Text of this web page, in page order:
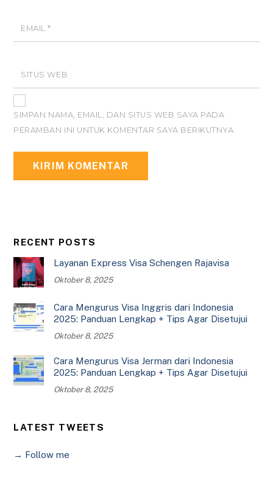
EMAIL*
SITUS WEB
SIMPAN NAMA, EMAIL, DAN SITUS WEB SAYA PADA
PERAMBAN INI UNTUK KOMENTAR SAYA BERIKUTNYA.
RECENT POSTS
Layanan Express Visa Schengen Rajavisa
Oktober 8, 2025
Cara Mengurus Visa Inggris dari Indonesia
2025: Panduan Lengkap + Tips Agar Disetujui
Oktober 8, 2025
Cara Mengurus Visa Jerman dari Indonesia
2025: Panduan Lengkap + Tips Agar Disetujui
Oktober 8, 2025
LATEST TWEETS
→ Follow me